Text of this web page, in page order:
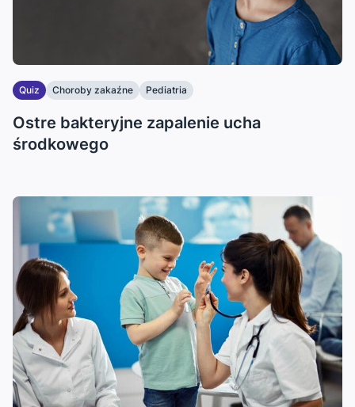
Quiz Choroby zakaźne Pediatria
Ostre bakteryjne zapalenie ucha
środkowego